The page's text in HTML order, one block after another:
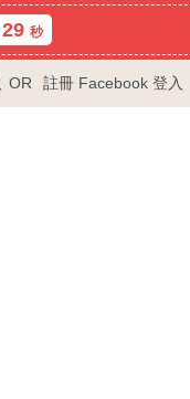
28 秒
OR 註冊 Facebook 登入